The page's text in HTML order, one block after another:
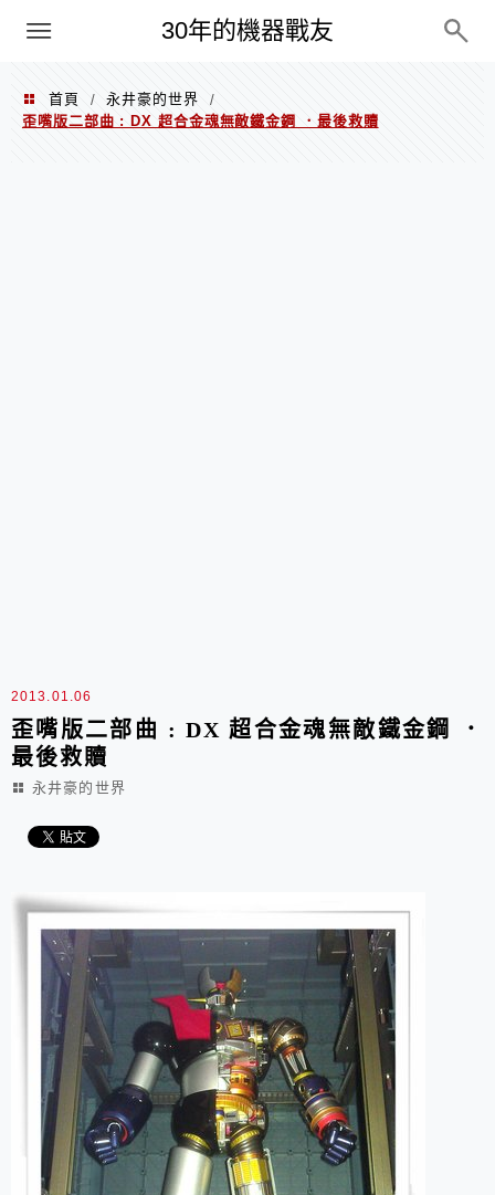
30年的機器戰友
PC
首頁 / 永井豪的世界
/
歪嘴版二部曲 : DX 超合金魂無敵鐵金鋼 ．最後救贖
2013.01.06
歪嘴版二部曲 : DX 超合金魂無敵鐵金鋼 ．
最後救贖
永井豪的世界